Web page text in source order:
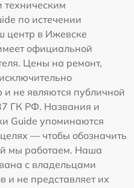
по истечении
центр в Ижевске
официальной
Цены на ремонт,
не являются публичной
ГК РФ. Названия и
Guide упоминаются
— чтобы обозначить
мы работаем. Наша
с владельцами
и не представляет их